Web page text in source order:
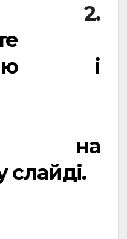
2.
і
на
слайді.